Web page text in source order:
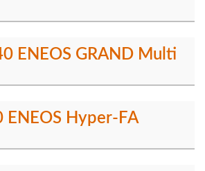
ENEOS GRAND Multi
ENEOS Hyper-FA